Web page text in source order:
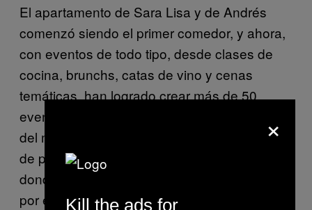
El apartamento de Sara Lisa y de Andrés
comenzó siendo el primer comedor, y ahora,
con eventos de todo tipo, desde clases de
cocina, brunchs, catas de vino y cenas
temáticas, han logrado crear más de 50
eventos con personas de diferentes países
del mundo. «Hemos hecho cenas temáticas
de países, de colores, como el rosado,
donde hicimos unos gnocchis de remolacha,
por ejemplo. También hemos hecho cenas
×
Kill the ads for